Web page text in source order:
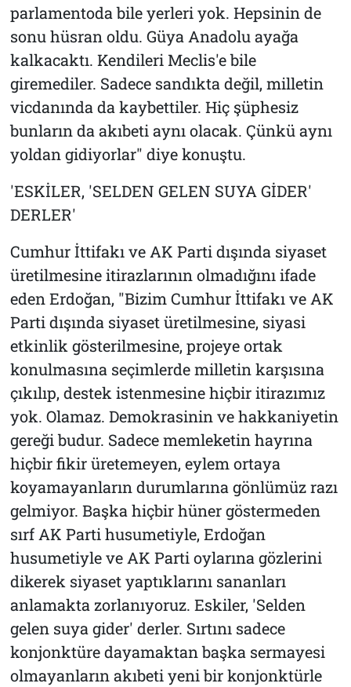
parlamentoda bile yerleri yok. Hepsinin de
sonu hüsran oldu. Güya Anadolu ayağa
kalkacaktı. Kendileri Meclis'e bile
giremediler. Sadece sandıkta değil, milletin
vicdanında da kaybettiler. Hiç şüphesiz
bunların da akıbeti aynı olacak. Çünkü aynı
yoldan gidiyorlar" diye konuştu.
'ESKİLER, 'SELDEN GELEN SUYA GİDER'
DERLER'
Cumhur İttifakı ve AK Parti dışında siyaset
üretilmesine itirazlarının olmadığını ifade
eden Erdoğan, "Bizim Cumhur İttifakı ve AK
Parti dışında siyaset üretilmesine, siyasi
etkinlik gösterilmesine, projeye ortak
konulmasına seçimlerde milletin karşısına
çıkılıp, destek istenmesine hiçbir itirazımız
yok. Olamaz. Demokrasinin ve hakkaniyetin
gereği budur. Sadece memleketin hayrına
hiçbir fikir üretemeyen, eylem ortaya
koyamayanların durumlarına gönlümüz razı
gelmiyor. Başka hiçbir hüner göstermeden
sırf AK Parti husumetiyle, Erdoğan
husumetiyle ve AK Parti oylarına gözlerini
dikerek siyaset yaptıklarını sananları
anlamakta zorlanıyoruz. Eskiler, 'Selden
gelen suya gider' derler. Sırtını sadece
konjonktüre dayamaktan başka sermayesi
olmayanların akıbeti yeni bir konjonktürle